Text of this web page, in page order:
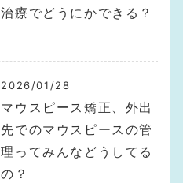
治療でどうにかできる？
2026/01/28
マウスピース矯正、外出
先でのマウスピースの管
理ってみんなどうしてる
の？